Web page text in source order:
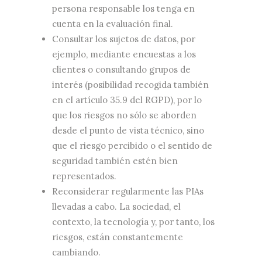
persona responsable los tenga en
cuenta en la evaluación final.
Consultar los sujetos de datos, por
ejemplo, mediante encuestas a los
clientes o consultando grupos de
interés (posibilidad recogida también
en el artículo 35.9 del RGPD), por lo
que los riesgos no sólo se aborden
desde el punto de vista técnico, sino
que el riesgo percibido o el sentido de
seguridad también estén bien
representados.
Reconsiderar regularmente las PIAs
llevadas a cabo. La sociedad, el
contexto, la tecnología y, por tanto, los
riesgos, están constantemente
cambiando.